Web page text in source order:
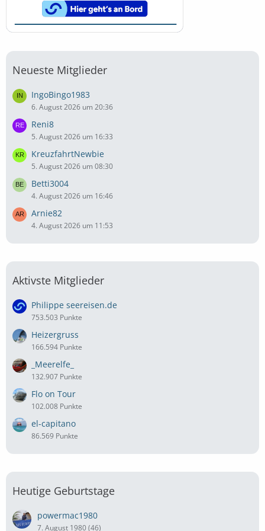
Neueste Mitglieder
IngoBingo1983
6. August 2026 um 20:36
Reni8
5. August 2026 um 16:33
KreuzfahrtNewbie
5. August 2026 um 08:30
Betti3004
4. August 2026 um 16:46
Arnie82
4. August 2026 um 11:53
Aktivste Mitglieder
Philippe seereisen.de
753.503 Punkte
Heizergruss
166.594 Punkte
_Meerelfe_
132.907 Punkte
Flo on Tour
102.008 Punkte
el-capitano
86.569 Punkte
Heutige Geburtstage
powermac1980
7. August 1980 (46)